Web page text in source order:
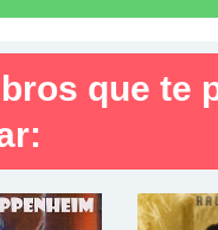
que te